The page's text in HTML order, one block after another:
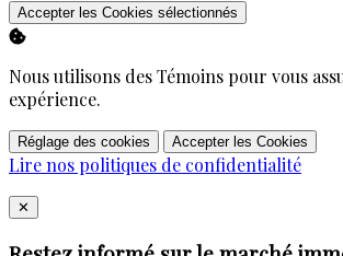
Accepter les Cookies sélectionnés
Nous utilisons des Témoins pour vous
expérience.
Réglage des cookies Accepter les Cookies
Lire nos politiques de confidentialité
Close
✕